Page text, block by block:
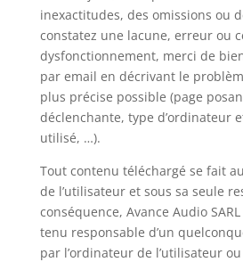
inexactitudes, des omissions ou
constatez une lacune, erreur ou
dysfonctionnement, merci de
par email en décrivant le
plus précise possible (page
déclenchante, type d’ordinateur
utilisé, …).
Tout contenu téléchargé se fait
de l’utilisateur et sous sa seule
conséquence, Avance Audio
tenu responsable d’un
par l’ordinateur de l’utilisateur